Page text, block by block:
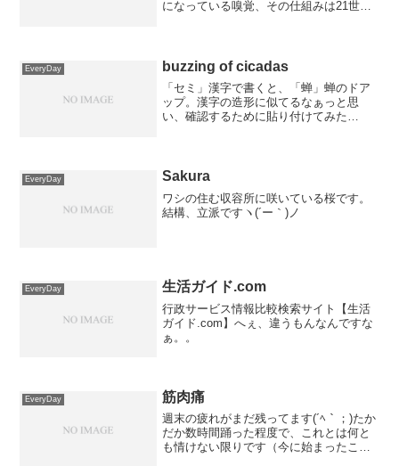
になっている嗅覚、その仕組みは21世紀
EveryDay buzzing of cicadas
「セミ」漢字で書くと、「蝉」蝉のドア
ップ。漢字の造形に似てるなぁっと思
い、確認するために貼り付けてみた
ド。メンバーは福岡市在住らし...
EveryDay Sakura
ワシの住む収容所に咲いている桜です。
結構、立派ですヽ(´ー｀)ノ
EveryDay 生活ガイド.com
行政サービス情報比較検索サイト【生活
ガイド.com】へぇ、違うもんなんですな
ぁ。。
EveryDay 筋肉痛
週末の疲れがまだ残ってます(´ﾍ｀；)たか
だか数時間踊った程度で、これとは何と
も情けない限りです（今に始まったこと